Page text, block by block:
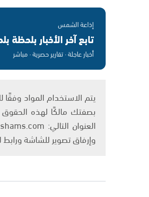
إذاعة الشمس
تابع آخر الأخبار بلحظة
أخبار عاجلة · تقارير حصرية · مباشر
بصفتك مالكًا لهذه الحقوق
وإرفاق تصوير للشاشة